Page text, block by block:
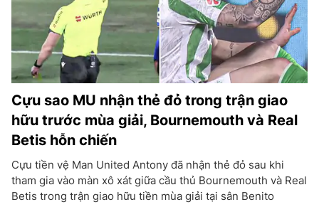
Cựu sao MU nhận thẻ đỏ trong trận giao
hữu trước mùa giải, Bournemouth và Real
Betis hỗn chiến
Cựu tiền vệ Man United Antony đã nhận thẻ đỏ sau khi
tham gia vào màn xô xát giữa cầu thủ Bournemouth và Real
Betis trong trận giao hữu tiền mùa giải tại sân Benito